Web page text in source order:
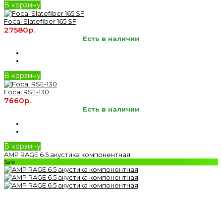
В корзину
Focal Slatefiber 165 SF
27580р.
Есть в наличии
В корзину
Focal RSE-130
7660р.
Есть в наличии
В корзину
AMP RAGE 6.5 акустика компонентная
Sale